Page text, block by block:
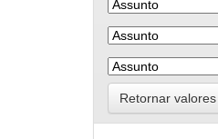
Retornar valores